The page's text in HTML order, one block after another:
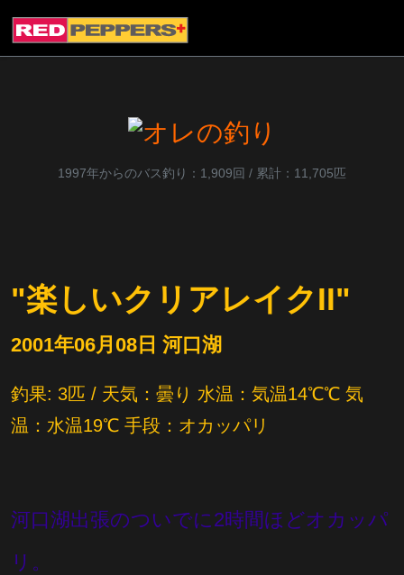
1997年からのバス釣り：1,909回 / 累計：11,705匹
"楽しいクリアレイクII"
2001年06月08日 河口湖
釣果: 3匹 / 天気：曇り 水温：気温14℃℃ 気
温：水温19℃ 手段：オカッパリ
河口湖出張のついでに2時間ほどオカッパ
リ。